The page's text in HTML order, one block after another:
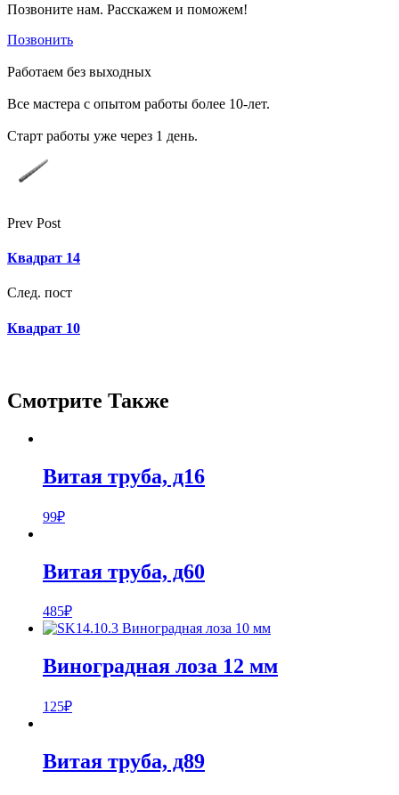
Позвоните нам. Расскажем и поможем!
Позвонить
Работаем без выходных
Все мастера с опытом работы более 10-лет.
Старт работы уже через 1 день.
Prev Post
Квадрат 14
След. пост
Квадрат 10
Смотрите Также
Витая труба, д16
99₽
Витая труба, д60
485₽
Виноградная лоза 12 мм
125₽
Витая труба, д89